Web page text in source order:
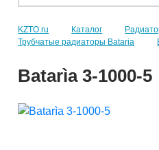
KZTO.ru Каталог
Трубчатые радиаторы Bataria
Batarìa 3-1000-5